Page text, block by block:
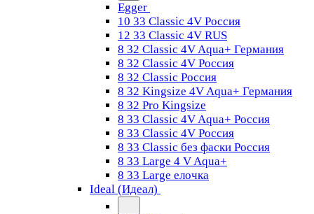
Egger
10 33 Classic 4V Россия
12 33 Classic 4V RUS
8 32 Classic 4V Aqua+ Германия
8 32 Classic 4V Россия
8 32 Classic Россия
8 32 Kingsize 4V Aqua+ Германия
8 32 Pro Kingsize
8 33 Classic 4V Aqua+ Россия
8 33 Classic 4V Россия
8 33 Classic без фаски Россия
8 33 Large 4 V Aqua+
8 33 Large елочка
Ideal (Идеал)